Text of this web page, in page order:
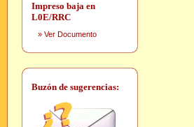
Impreso baja en
L0E/RRC
» Ver Documento
Buzón de sugerencias: